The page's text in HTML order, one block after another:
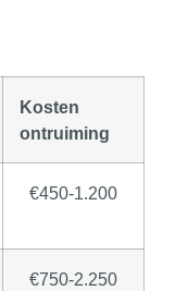
Kosten
ontruiming
€450-1.200
€750-2.250